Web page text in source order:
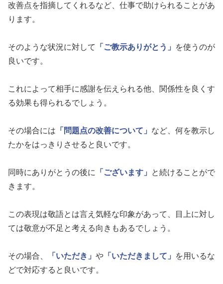
改善点を指摘してくれるなど、仕事で助けられることがあ
ります。
そのような状況に対して 「ご教示ありがとう」
を使うのが
良いです。
これによって相手に感謝を伝えられる他、関係性を良くす
る効果も得られるでしょう。
その場合には 「問題点の改善について」 など、何を教示し
たかをはっきりさせると良いです。
同時にありがとうの後に 「ございます」
と続けることがで
きます。
この表現は敬語とは言え気軽な印象があって、目上に対し
ては敬意が不足と考える向きもあるでしょう。
その場合、 「いただき」 や 「いただきまして」
を用いるな
どで対応すると良いです。